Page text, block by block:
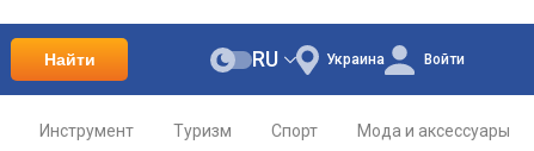
Найти Украина
RU Войти
Инструмент Туризм Спорт Мода и аксессуары